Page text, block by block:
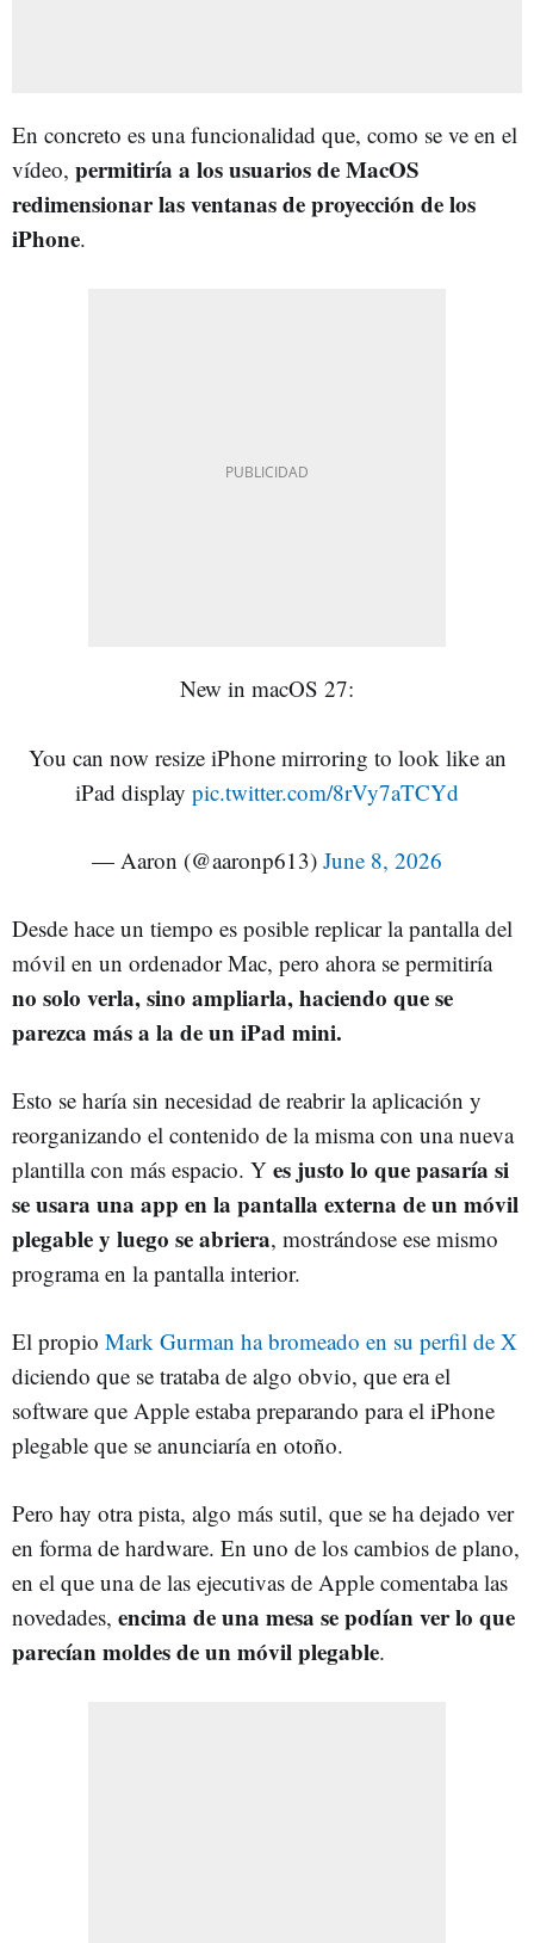
En concreto es una funcionalidad que, como se ve en el
vídeo, permitiría a los usuarios de MacOS
redimensionar las ventanas de proyección de los
iPhone.
New in macOS 27:
You can now resize iPhone mirroring to look like an
iPad display pic.twitter.com/8rVy7aTCYd
— Aaron (@aaronp613) June 8, 2026
Desde hace un tiempo es posible replicar la pantalla del
móvil en un ordenador Mac, pero ahora se permitiría
no solo verla, sino ampliarla, haciendo que se
parezca más a la de un iPad mini.
Esto se haría sin necesidad de reabrir la aplicación y
reorganizando el contenido de la misma con una nueva
plantilla con más espacio. Y es justo lo que pasaría si
se usara una app en la pantalla externa de un móvil
plegable y luego se abriera, mostrándose ese mismo
programa en la pantalla interior.
El propio Mark Gurman ha bromeado en su perfil de X
diciendo que se trataba de algo obvio, que era el
software que Apple estaba preparando para el iPhone
plegable que se anunciaría en otoño.
Pero hay otra pista, algo más sutil, que se ha dejado ver
en forma de hardware. En uno de los cambios de plano,
en el que una de las ejecutivas de Apple comentaba las
novedades, encima de una mesa se podían ver lo que
parecían moldes de un móvil plegable.